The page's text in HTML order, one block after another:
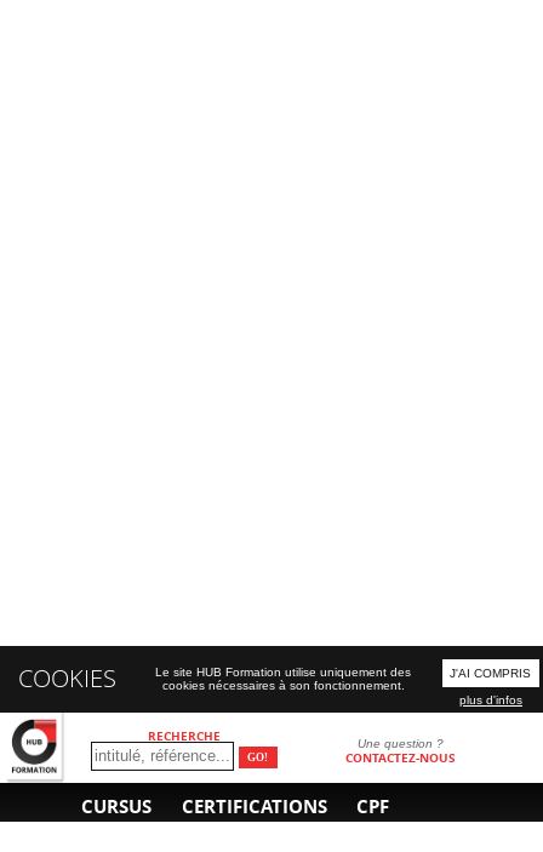
RECHERCHE Une question ?
CONTACTEZ-NOUS
CURSUS CERTIFICATIONS CPF
COOKIES
Le site HUB Formation utilise uniquement des
cookies nécessaires à son fonctionnement.
J'AI COMPRIS
plus d'infos